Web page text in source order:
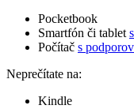
Pocketbook
Smartfón či tablet
Počítač s
Neprečítate na:
Kindle